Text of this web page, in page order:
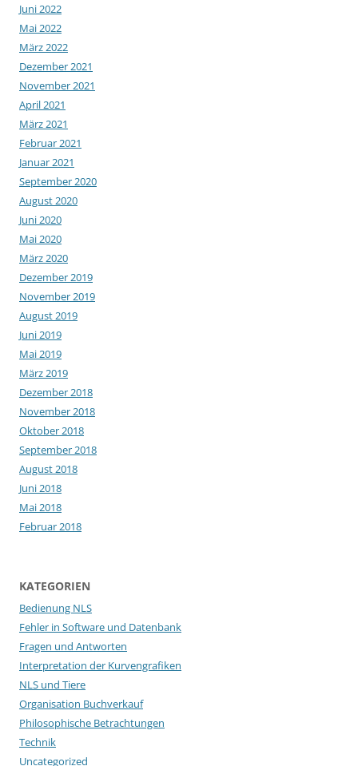
Juni 2022
Mai 2022
März 2022
Dezember 2021
November 2021
April 2021
März 2021
Februar 2021
Januar 2021
September 2020
August 2020
Juni 2020
Mai 2020
März 2020
Dezember 2019
November 2019
August 2019
Juni 2019
Mai 2019
März 2019
Dezember 2018
November 2018
Oktober 2018
September 2018
August 2018
Juni 2018
Mai 2018
Februar 2018
KATEGORIEN
Bedienung NLS
Fehler in Software und Datenbank
Fragen und Antworten
Interpretation der Kurvengrafiken
NLS und Tiere
Organisation Buchverkauf
Philosophische Betrachtungen
Technik
Uncategorized